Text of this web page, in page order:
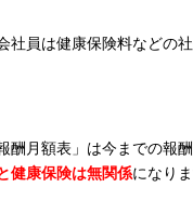
社員は健康保険料などの
酬月額表」は今までの報
健康保険は無関係になりま